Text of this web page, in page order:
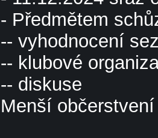
- Předmětem
-- vyhodnocení
-- klubové
-- diskuse
Menší